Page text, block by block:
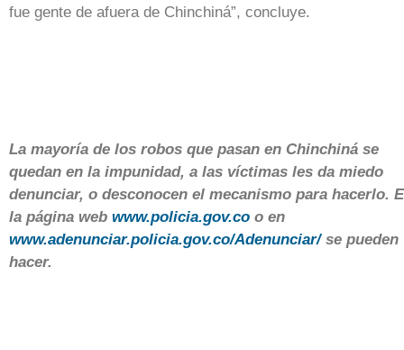
fue gente de afuera de Chinchiná”, concluye.
La mayoría de los robos que pasan en Chinchiná se
quedan en la impunidad, a las víctimas les da miedo
denunciar, o desconocen el mecanismo para hacerlo.
la página web www.policia.gov.co o en
www.adenunciar.policia.gov.co/Adenunciar/se pueden
hacer.